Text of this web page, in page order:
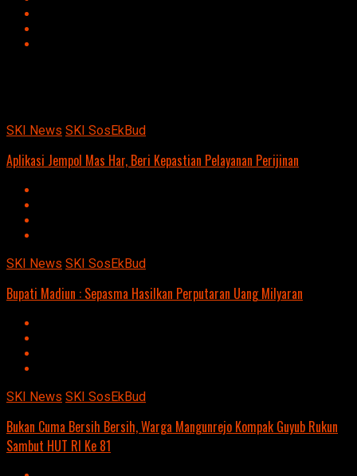
SKI News SKI SosEkBud
Aplikasi Jempol Mas Har, Beri Kepastian Pelayanan Perijinan
SKI News SKI SosEkBud
Bupati Madiun : Sepasma Hasilkan Perputaran Uang Milyaran
SKI News SKI SosEkBud
Bukan Cuma Bersih Bersih, Warga Mangunrejo Kompak Guyub Rukun
Sambut HUT RI Ke 81